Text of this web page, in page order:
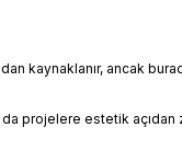
kaynaklanır, ancak
projelere estetik açıdan